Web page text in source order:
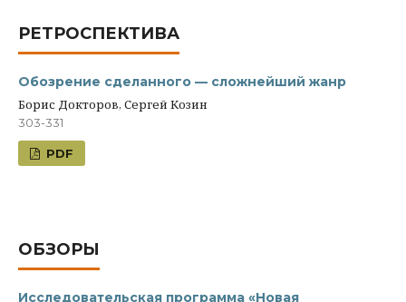
РЕТРОСПЕКТИВА
Обозрение сделанного — сложнейший жанр
Борис Докторов, Сергей Козин
303-331
PDF
ОБЗОРЫ
Исследовательская программа «Новая